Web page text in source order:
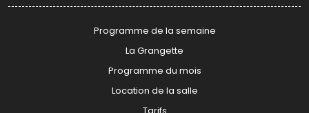
Programme de la semaine
La Grangette
Programme du mois
Location de la salle